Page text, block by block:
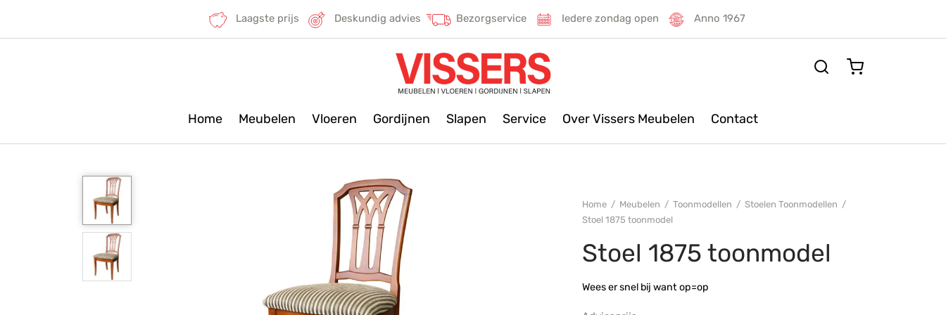
Laagste prijs Deskundig advies Bezorgservice Iedere zondag open Anno 1967
Home Meubelen Vloeren Gordijnen Slapen Service Over Vissers Meubelen Contact
Home / Meubelen / Toonmodellen / Stoelen Toonmodellen /
Stoel 1875 toonmodel
Stoel 1875 toonmodel
Wees er snel bij want op=op